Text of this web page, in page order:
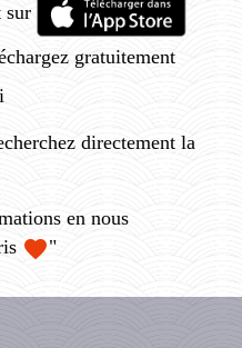
sur
gratuitement
directement la
en nous
favorite"